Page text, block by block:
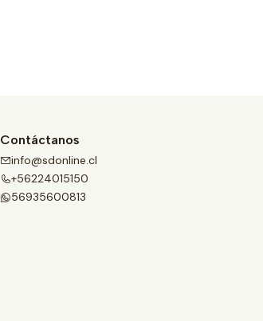
Contáctanos
info@sdonline.cl
+56224015150
56935600813